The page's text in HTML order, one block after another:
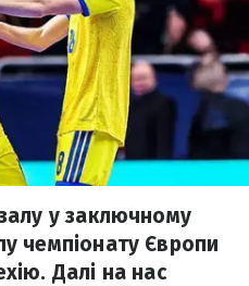
у заключному
чемпіонату Європи
Далі на нас